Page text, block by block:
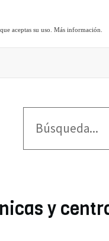
aceptas su uso.Más información
y